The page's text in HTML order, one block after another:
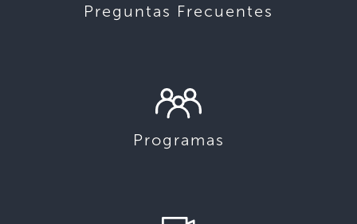
Preguntas Frecuentes
Programas